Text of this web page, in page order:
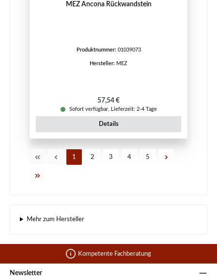
MEZ Ancona Rückwandstein
Produktnummer: 01039073
Hersteller: MEZ
Regulärer Preis:
57,54 €
Sofort verfügbar, Lieferzeit: 2-4 Tage
Details
Seite
1 Seite
2 Seite
3 Seite
4 Seite
5
Mehr zum Hersteller
Kompetente Fachberatung
Newsletter